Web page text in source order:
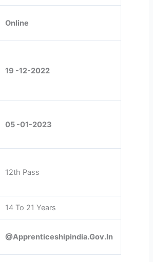
Online
19 -12-2022
05 -01-2023
12th Pass
14 To 21 Years
@Apprenticeshipindia.Gov.In